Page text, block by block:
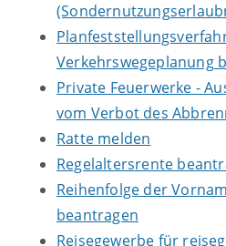
Verkehrswegeplanung
Private Feuerwerke -
vom Verbot des
Ratte melden
Regelaltersrente
Reihenfolge der
beantragen
Reisegewerbe für